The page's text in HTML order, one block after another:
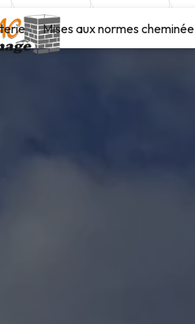
Mises aux normes cheminée